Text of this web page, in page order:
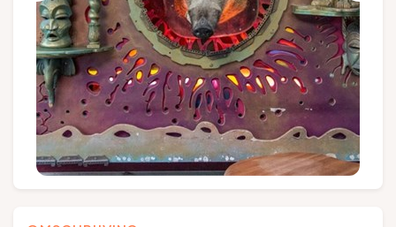
Volg ons
Groepen en touroperators
FR EN NL DE